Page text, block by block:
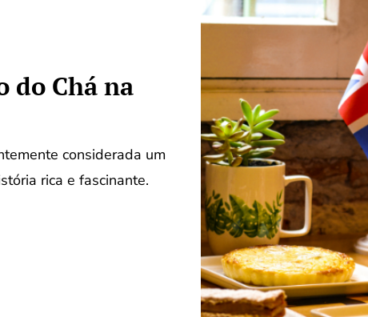
do Chá na
considerada um
rica e fascinante.